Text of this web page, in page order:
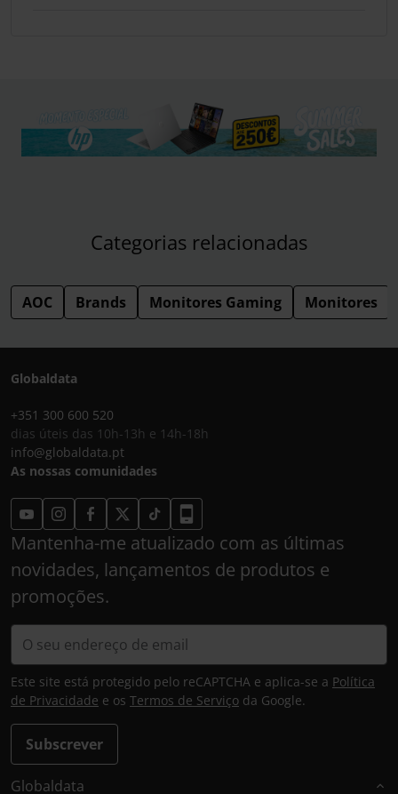
Categorias relacionadas
AOC Brands Monitores Gaming Monitores
Globaldata
+351 300 600 520
dias úteis das 10h-13h e 14h-18h
info@globaldata.pt
As nossas comunidades
Mantenha-me atualizado com as últimas
novidades, lançamentos de produtos e
promoções.
Subscrever
Este site está protegido pelo reCAPTCHA e aplica-se a Política
de Privacidade e os Termos de Serviço da Google.
Globaldata